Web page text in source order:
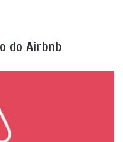
do Airbnb